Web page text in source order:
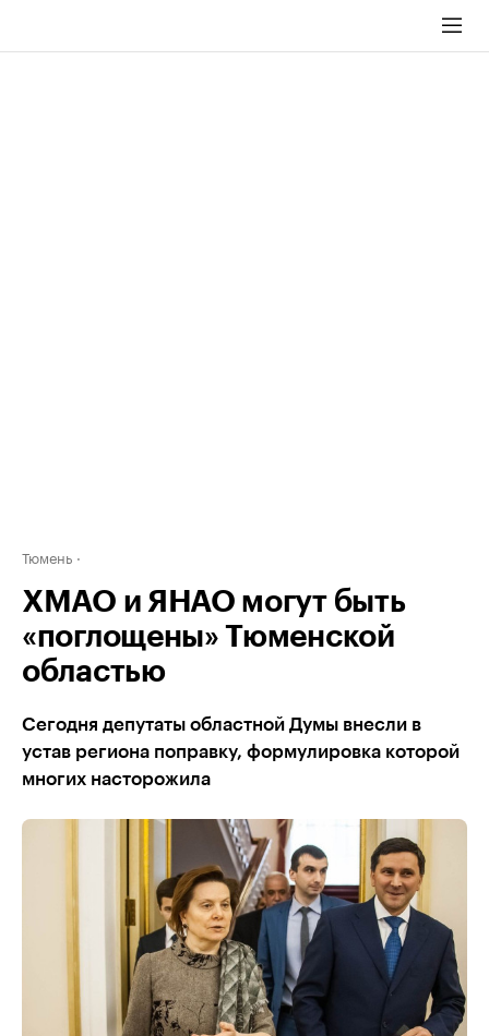
Тюмень
ХМАО и ЯНАО могут быть
«поглощены» Тюменской
областью
Сегодня депутаты областной Думы внесли в
устав региона поправку, формулировка которой
многих насторожила